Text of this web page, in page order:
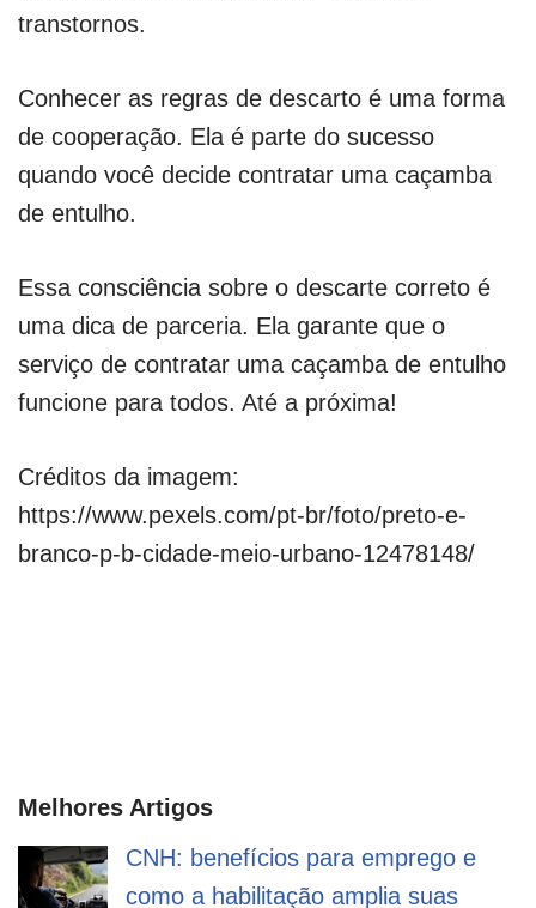
transtornos.
Conhecer as regras de descarto é uma forma
de cooperação. Ela é parte do sucesso
quando você decide contratar uma caçamba
de entulho.
Essa consciência sobre o descarte correto é
uma dica de parceria. Ela garante que o
serviço de contratar uma caçamba de entulho
funcione para todos. Até a próxima!
Créditos da imagem:
https://www.pexels.com/pt-br/foto/preto-e-
branco-p-b-cidade-meio-urbano-12478148/
Melhores Artigos
CNH: benefícios para emprego e
como a habilitação amplia suas